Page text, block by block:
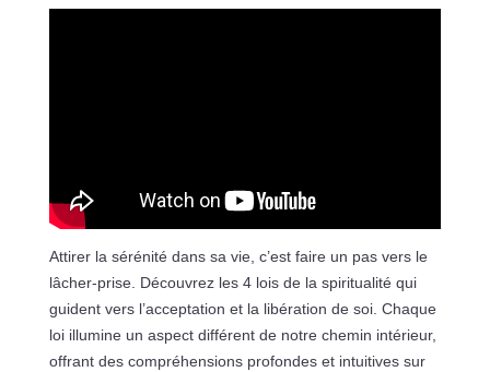
Attirer la sérénité dans sa vie, c’est faire un pas vers le
lâcher-prise. Découvrez les 4 lois de la spiritualité qui
guident vers l’acceptation et la libération de soi. Chaque
loi illumine un aspect différent de notre chemin intérieur,
offrant des compréhensions profondes et intuitives sur